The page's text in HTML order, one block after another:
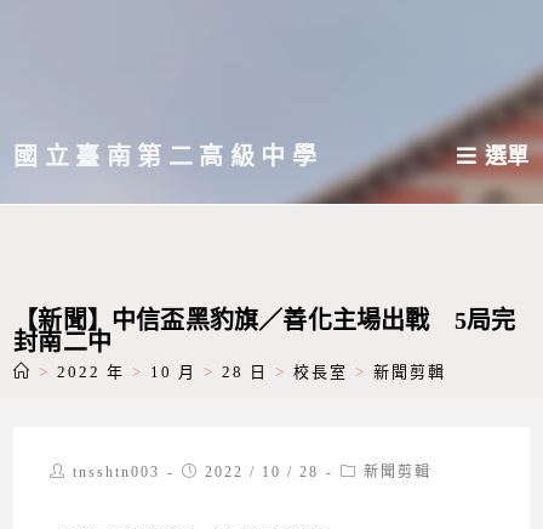
主國立臺南第二高級中學 選單
【新聞】中信盃黑豹旗／善化主場出戰 5局完
封南二中
> 2022 年 > 10 月 > 28 日 > 校長室 > 新聞剪輯
Posttnsshtn003
Post2022 / 10 / 28
Post新聞剪輯